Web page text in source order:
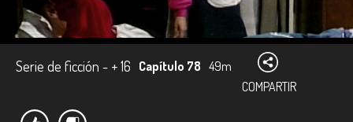
Serie de ficción - + 16 Capítulo 78 49m
COMPARTIR